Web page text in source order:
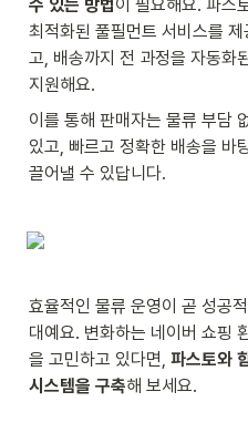
수 있는 방법이 필요해요. 파스
최적화된 풀필먼트 서비스를
고, 배송까지 전 과정을 자동화
지원해요.
이를 통해 판매자는 물류 부담
있고, 빠르고 정확한 배송을 바
끌어낼 수 있답니다.
효율적인 물류 운영이 곧 성공
대예요. 변화하는 네이버 쇼핑
을 고민하고 있다면, 파스토와
시스템을 구축해 보세요.